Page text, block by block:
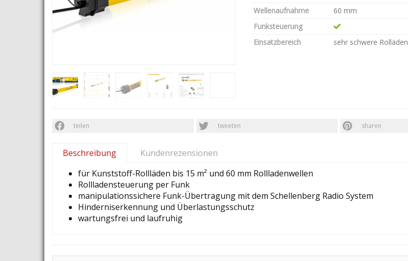
Wellenaufnahme
60 mm
Funksteuerung
Einsatzbereich
sehr schwere Rolläden
teilen tweeten sharen
Beschreibung
Kundenrezensionen
für Kunststoff-Rollläden bis 15 m² und 60 mm Rollladenwellen
Rollladensteuerung per Funk
manipulationssichere Funk-Übertragung mit dem Schellenberg Radio System
Hinderniserkennung und Überlastungsschutz
wartungsfrei und laufruhig